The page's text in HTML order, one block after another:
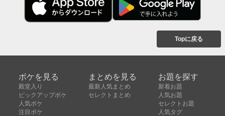
Topに戻る
ボケを見る
殿堂入り
ピックアップボケ
人気ボケ
注目ボケ
まとめを見る
最新人気まとめ
セレクトまとめ
お題を探す
新着お題
人気お題
セレクトお題
人気タグ